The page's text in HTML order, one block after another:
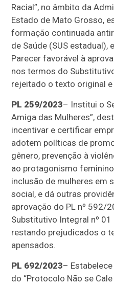
Racial”, no âmbito da
Estado de Mato Grosso,
formação continuada
de Saúde (SUS estadual),
Parecer favorável à
nos termos do
rejeitado o texto original e
PL 259/2023– Institui o
Amiga das Mulheres”,
incentivar e certificar
adotem políticas de
gênero, prevenção à
ao protagonismo
inclusão de mulheres em
social, e dá outras
aprovação do PL nº 592/
Substitutivo Integral nº 01
restando prejudicados o
apensados.
PL 692/2023–
do “Protocolo Não se